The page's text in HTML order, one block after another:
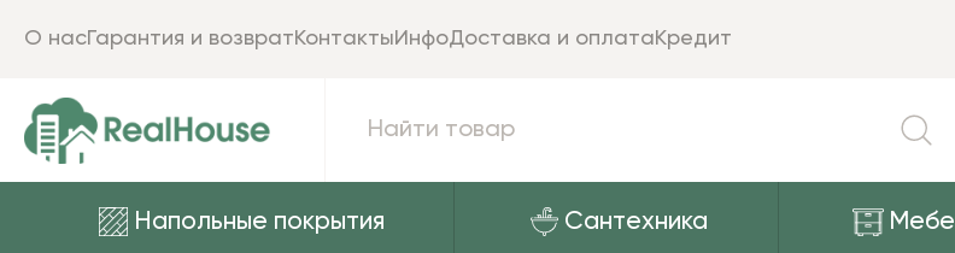
Напольные покрытия Сантехника
О насГарантия и возвратКонтактыИнфоДоставка и оплатаКредит